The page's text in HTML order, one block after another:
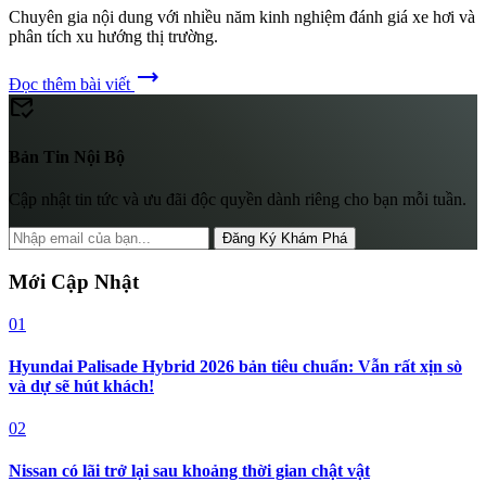
Chuyên gia nội dung với nhiều năm kinh nghiệm đánh giá xe hơi và
phân tích xu hướng thị trường.
Đọc thêm bài viết trending_flat
mark_email_read
Bản Tin Nội Bộ
Cập nhật tin tức và ưu đãi độc quyền dành riêng cho bạn mỗi tuần.
Đăng Ký Khám Phá
Mới Cập Nhật
01
Hyundai Palisade Hybrid 2026 bản tiêu chuẩn: Vẫn rất xịn sò
và dự sẽ hút khách!
02
Nissan có lãi trở lại sau khoảng thời gian chật vật